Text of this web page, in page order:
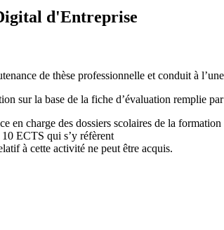
d'Entreprise
de thèse professionnelle et conduit à
sur la base de la fiche d’évaluation remplie
en charge des dossiers scolaires de la
ECTS qui s’y réfèrent
à cette activité ne peut être acquis.